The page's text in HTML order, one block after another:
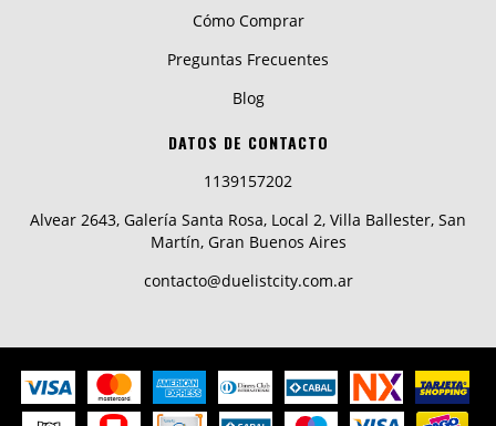
Cómo Comprar
Preguntas Frecuentes
Blog
DATOS DE CONTACTO
1139157202
Alvear 2643, Galería Santa Rosa, Local 2, Villa Ballester, San
Martín, Gran Buenos Aires
contacto@duelistcity.com.ar